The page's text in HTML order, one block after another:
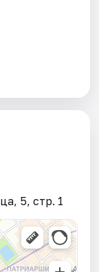
5, стр. 1